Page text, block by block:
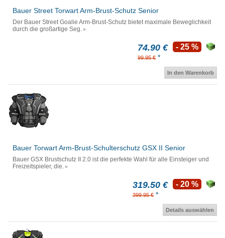
Bauer Street Torwart Arm-Brust-Schutz Senior
Der Bauer Street Goalie Arm-Brust-Schutz bietet maximale Beweglichkeit
durch die großartige Seg.
74.90 €
99.95 € *
- 25 %
In den Warenkorb
Bauer Torwart Arm-Brust-Schulterschutz GSX II Senior
Bauer GSX Brustschutz II 2.0 ist die perfekte Wahl für alle Einsteiger und
Freizeitspieler, die.
319.50 €
399.95 € *
- 20 %
Details auswählen